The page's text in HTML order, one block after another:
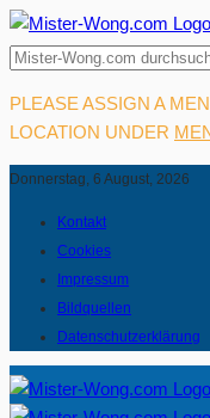
PLEASE ASSIGN A
LOCATION UNDER
Donnerstag, 6 August, 2026
Kontakt
Cookies
Impressum
Bildquellen
Datenschutzerklärung